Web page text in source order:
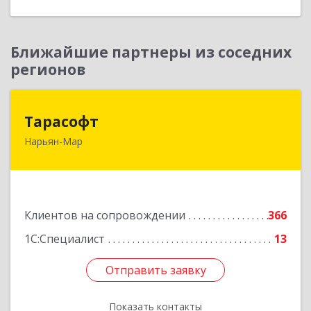
Ближайшие партнеры из соседних
регионов
Тарасофт
Нарьян-Мар
Клиентов на сопровождении
366
1С:Специалист
13
Отправить заявку
Показать контакты
166000, Ненецкий АО, Нарьян-Мар г, им
Отправить заявку
Назад